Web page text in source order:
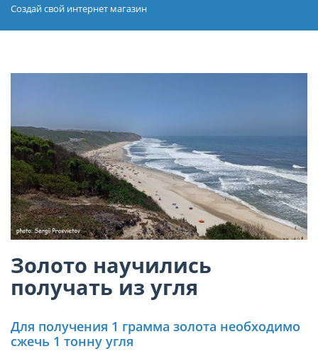
Создай свой интернет магазин
Золото научились
получать из угля
Для получения 1 грамма золота необходимо
сжечь 1 тонну угля